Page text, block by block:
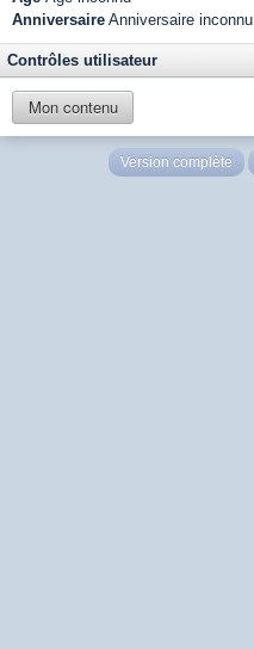
Anniversaire Anniversaire inconnu
Contrôles utilisateur
Mon contenu
Version complète